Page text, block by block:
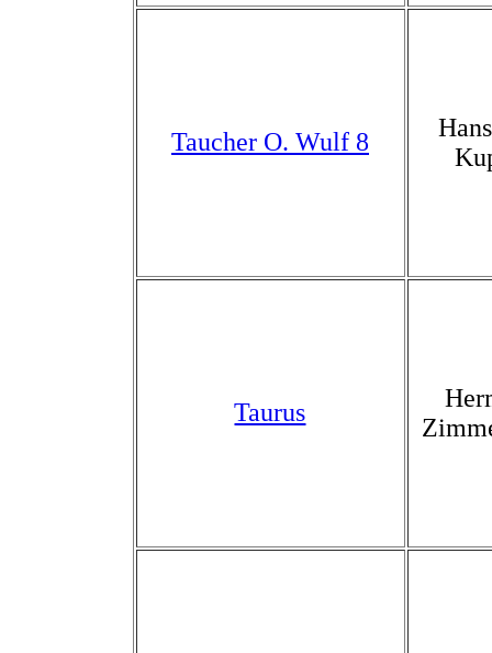
Taucher O. Wulf 8
Taurus